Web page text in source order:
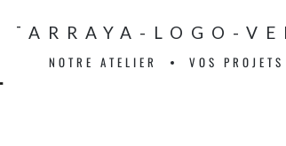
NOTRE ATELIER VOS PROJETS
ATARRAYA-LOGO-